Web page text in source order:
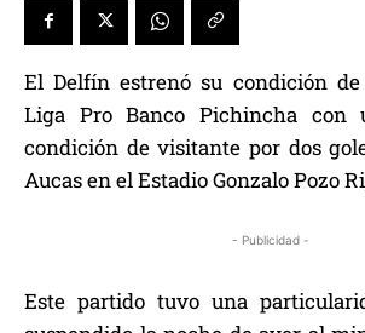
El Delfín estrenó su condición
Liga Pro Banco Pichincha
condición de visitante por dos
Aucas en el Estadio Gonzalo Pozo
- Publicidad -
Este partido tuvo una